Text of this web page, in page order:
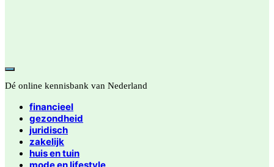
Dé online kennisbank van Nederland
financieel
gezondheid
juridisch
zakelijk
huis en tuin